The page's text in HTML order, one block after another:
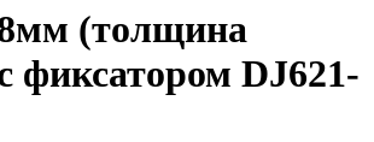
(толщина
фиксатором DJ621-